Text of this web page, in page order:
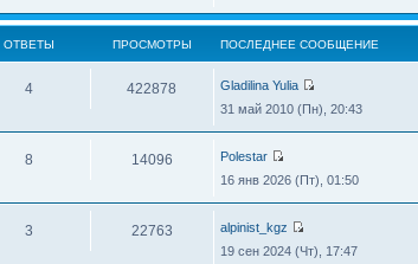
ОТВЕТЫ ПРОСМОТРЫ ПОСЛЕДНЕЕ СООБЩЕНИЕ
4 422878
Gladilina Yulia
31 май 2010 (Пн), 20:43
8 14096
Polestar
16 янв 2026 (Пт), 01:50
3 22763
alpinist_kgz
19 сен 2024 (Чт), 17:47